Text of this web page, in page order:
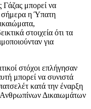
Γάζας μπορεί να
σήμερα η Ύπατη
στοιχεία ότι τα
για
στόχοι επλήγησαν
μπορεί να συνιστά
κατά την έναρξη
Δικαιωμάτων